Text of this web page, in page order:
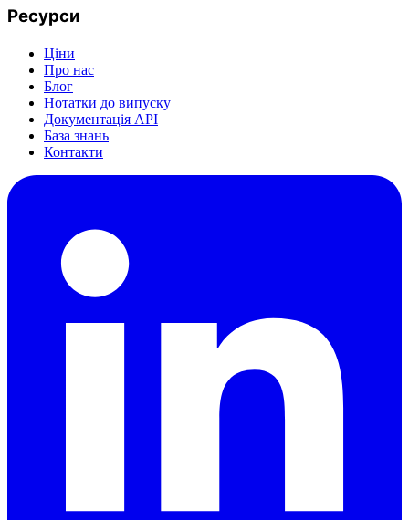
Ресурси
Ціни
Про нас
Блог
Нотатки до випуску
Документація API
База знань
Контакти